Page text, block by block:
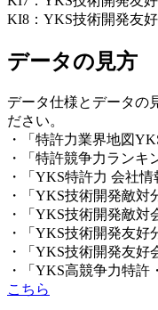
KI8：YKS技術開発友
データの見方
データ仕様とデータの
ださい。
・「特許力業界地図
・「特許競争力ラン
・「YKS特許力 会社
・「YKS技術開発敵対
・「YKS技術開発敵対
・「YKS技術開発友好
・「YKS技術開発友好
・「YKS高競争力特
こちら